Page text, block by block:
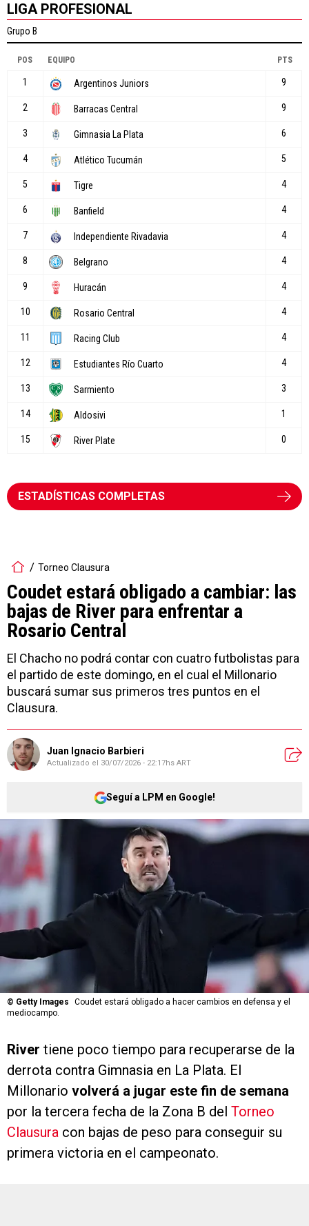
LIGA PROFESIONAL
ESTADÍSTICAS COMPLETAS
Torneo Clausura
Coudet estará obligado a cambiar: las
bajas de River para enfrentar a
Rosario Central
El Chacho no podrá contar con cuatro futbolistas para
el partido de este domingo, en el cual el Millonario
buscará sumar sus primeros tres puntos en el
Clausura.
Juan Ignacio Barbieri
Actualizado el 30/07/2026 - 22:17hs ART
Seguí a LPM en Google!
© Getty Images
Coudet estará obligado a hacer cambios en defensa y el
mediocampo.
River tiene poco tiempo para recuperarse de la
derrota contra Gimnasia en La Plata. El
Millonario volverá a jugar este fin de semana
por la tercera fecha de la Zona B del Torneo
Clausura con bajas de peso para conseguir su
primera victoria en el campeonato.